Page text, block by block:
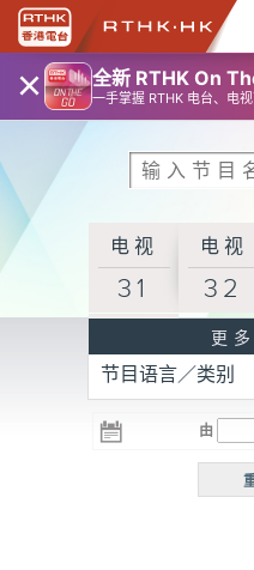
× 全新 RTHK On
一手掌握 RTHK 电台、电视
电视
31
电视
32
R3
电台 电台
R5
更
节目语言／类别
由